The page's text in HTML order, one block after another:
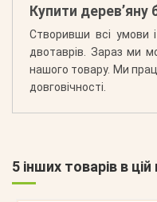
Купити дерев’яну
Створивши всі умови
двотаврів. Зараз ми
нашого товару. Ми
довговічності.
5 інших товарів в цій